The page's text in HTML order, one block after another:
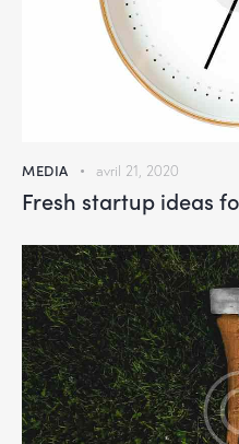
MEDIA avril 21, 2020
Fresh startup ideas